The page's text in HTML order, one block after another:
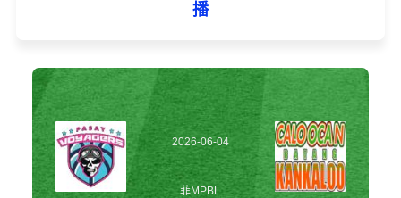
播
2026-06-04
20:00:00
菲MPBL